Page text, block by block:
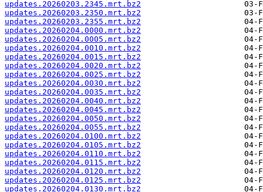
updates.20260203.2345.mrt.bz2
updates.20260203.2350.mrt.bz2
updates.20260203.2355.mrt.bz2
updates.20260204.0000.mrt.bz2
updates.20260204.0005.mrt.bz2
updates.20260204.0010.mrt.bz2
updates.20260204.0015.mrt.bz2
updates.20260204.0020.mrt.bz2
updates.20260204.0025.mrt.bz2
updates.20260204.0030.mrt.bz2
updates.20260204.0035.mrt.bz2
updates.20260204.0040.mrt.bz2
updates.20260204.0045.mrt.bz2
updates.20260204.0050.mrt.bz2
updates.20260204.0055.mrt.bz2
updates.20260204.0100.mrt.bz2
updates.20260204.0105.mrt.bz2
updates.20260204.0110.mrt.bz2
updates.20260204.0115.mrt.bz2
updates.20260204.0120.mrt.bz2
updates.20260204.0125.mrt.bz2
updates.20260204.0130.mrt.bz2